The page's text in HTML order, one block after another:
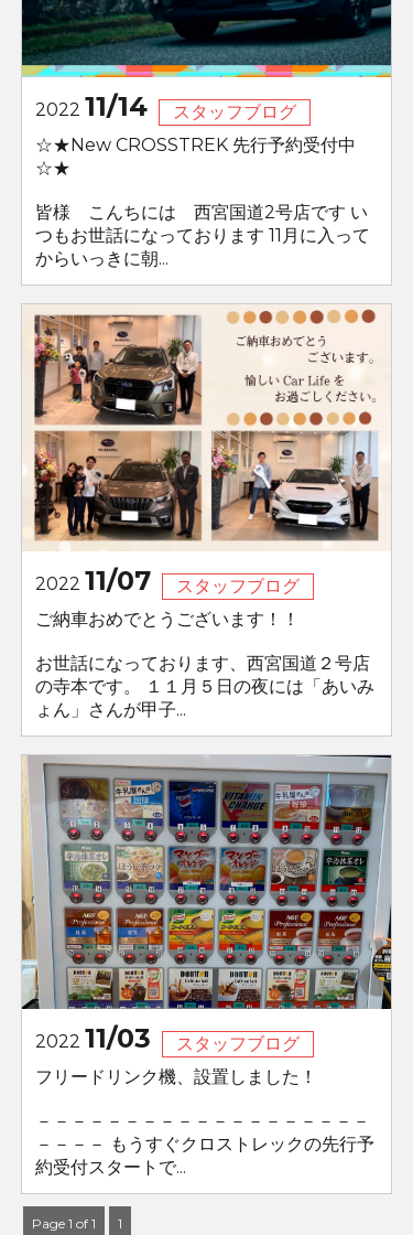
2022 11/14
スタッフブログ
☆★New CROSSTREK 先行予約受付中
☆★
皆様 こんちには 西宮国道2号店です い
つもお世話になっております 11月に入って
からいっきに朝...
2022 11/07
スタッフブログ
ご納車おめでとうございます！！
お世話になっております、西宮国道２号店
の寺本です。 １１月５日の夜には「あいみ
ょん」さんが甲子...
2022 11/03
スタッフブログ
フリードリンク機、設置しました！
－－－－－－－－－－－－－－－－－－－
－－－－ もうすぐクロストレックの先行予
約受付スタートで...
Page 1 of 1 1